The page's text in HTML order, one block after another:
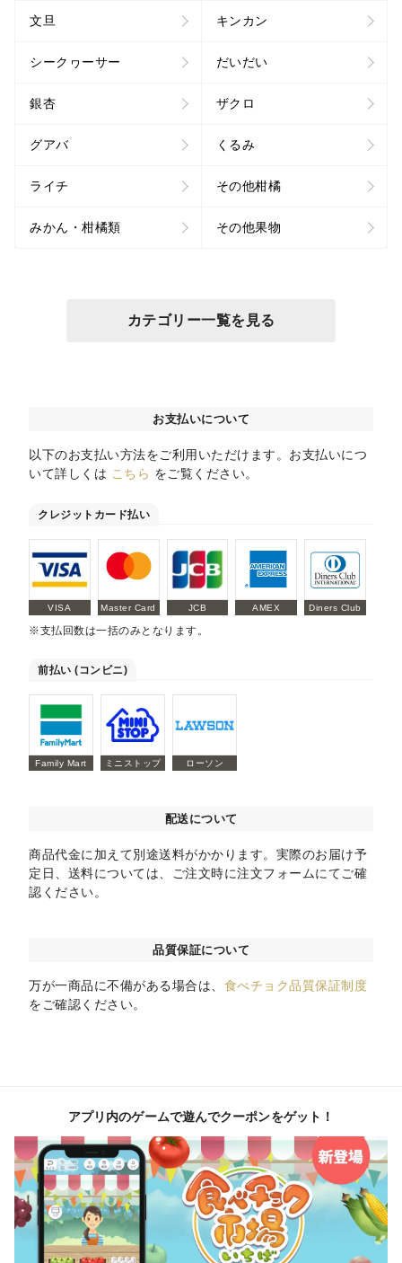
文旦 キンカン
シークヮーサー だいだい
銀杏 ザクロ
グアバ くるみ
ライチ その他柑橘
みかん・柑橘類 その他果物
カテゴリー一覧を見る
お支払いについて
以下のお支払い方法をご利用いただけます。お支払いにつ
いて詳しくは こちら をご覧ください。
クレジットカード払い
VISA Master Card JCB AMEX Diners Club
※支払回数は一括のみとなります。
前払い (コンビニ)
Family Mart ミニストップ ローソン
配送について
商品代金に加えて別途送料がかかります。実際のお届け予
定日、送料については、ご注文時に注文フォームにてご確
認ください。
品質保証について
万が一商品に不備がある場合は、 食べチョク品質保証制度
をご確認ください。
アプリ内のゲームで遊んでクーポンをゲット！